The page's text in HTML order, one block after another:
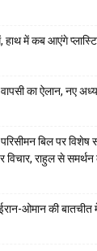
हाथ में कब आएंगे
का ऐलान, नए
बिल पर विशेष
विचार, राहुल से
ओमान की बातचीत